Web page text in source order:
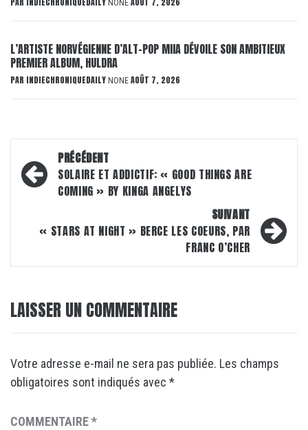
NONE
L’ARTISTE NORVÉGIENNE D’ALT-POP MIIA DÉVOILE SON AMBITIEUX
PREMIER ALBUM, HULDRA
PAR INDIECHRONIQUEDAILY NONE AOÛT 7, 2026
Navigation
d’article
PRÉCÉDENT
SOLAIRE ET ADDICTIF: « GOOD THINGS ARE
COMING » BY KINGA ANGELYS
SUIVANT
« STARS AT NIGHT » BERCE LES COEURS, PAR
FRANC O’CHER
LAISSER UN COMMENTAIRE
Votre adresse e-mail ne sera pas publiée. Les champs
obligatoires sont indiqués avec *
COMMENTAIRE*